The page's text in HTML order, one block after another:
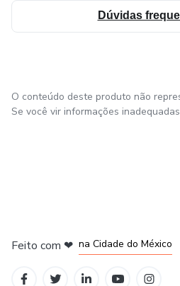
Dúvidas
O conteúdo deste produto não
Se você vir informações
Feito com ❤ na Cidade do México